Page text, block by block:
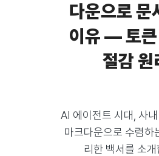
다운으로 문
이유 — 토
절감 원
AI 에이전트 시대, 사내
마크다운으로 수렴하
리한 백서를 소